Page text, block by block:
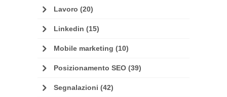
Lavoro (20)
Linkedin (15)
Mobile marketing (10)
Posizionamento SEO (39)
Segnalazioni (42)